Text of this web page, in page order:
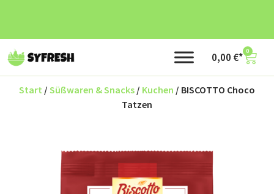
0,00 € 0
Start / Süßwaren & Snacks / Kuchen / BISCOTTO Choco
Tatzen